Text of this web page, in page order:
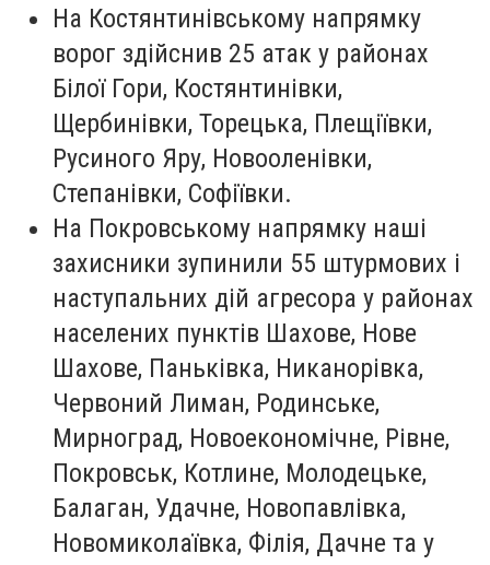
На Костянтинівському напрямку
ворог здійснив 25 атак у районах
Білої Гори, Костянтинівки,
Щербинівки, Торецька, Плещіївки,
Русиного Яру, Новооленівки,
Степанівки, Софіївки.
На Покровському напрямку наші
захисники зупинили 55 штурмових і
наступальних дій агресора у районах
населених пунктів Шахове, Нове
Шахове, Паньківка, Никанорівка,
Червоний Лиман, Родинське,
Мирноград, Новоекономічне, Рівне,
Покровськ, Котлине, Молодецьке,
Балаган, Удачне, Новопавлівка,
Новомиколаївка, Філія, Дачне та у